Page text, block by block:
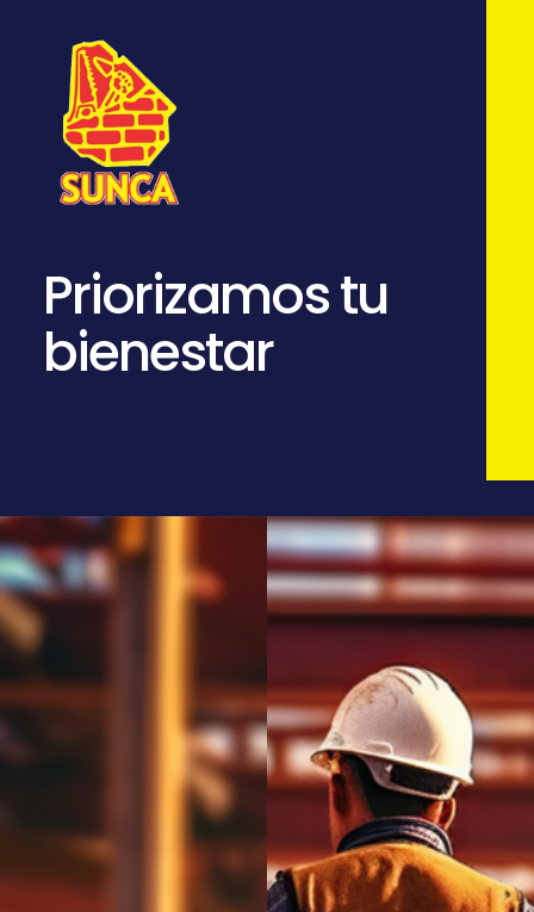
Priorizamos tu
bienestar